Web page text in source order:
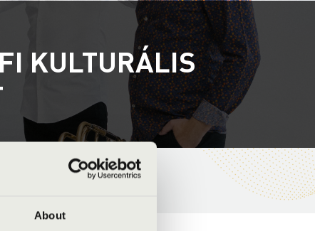
About
KULTURÁLIS